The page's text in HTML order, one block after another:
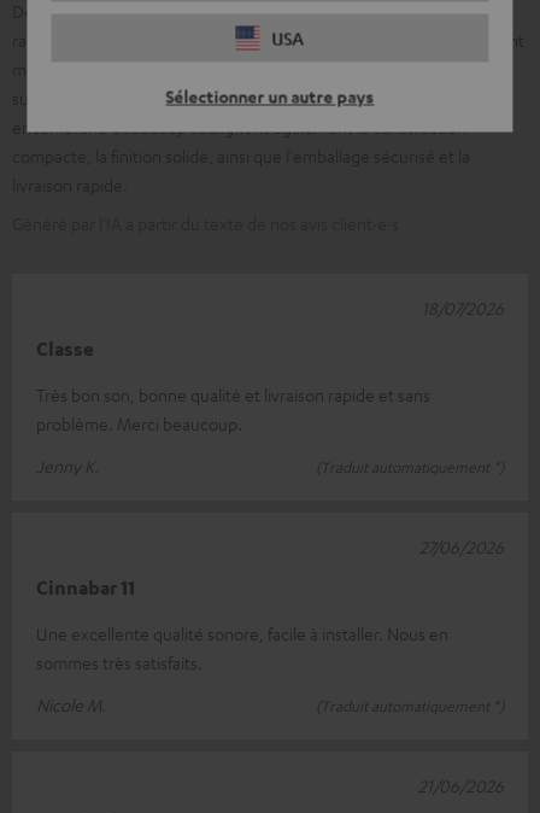
USA
Sélectionner un autre pays
rapide ainsi que l'interaction sans faille des composants. Il est souvent
surround/Dolby Atmos et un caisson de basses robuste et peu
encombrant. Beaucoup soulignent également la construction
Classe
Très bon son, bonne qualité et livraison rapide et sans
problème. Merci beaucoup.
Jenny K.
(Traduit automatiquement *)
18/07/2026
Cinnabar 11
Une excellente qualité sonore, facile à installer. Nous en
sommes très satisfaits.
Nicole M.
(Traduit automatiquement *)
27/06/2026
21/06/2026